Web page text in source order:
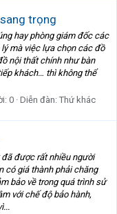
trọng
hay phòng giám đốc các
mà việc lựa chọn các đồ
nội thất chính như bàn
khách… thì không thể
0 Diễn đàn: Thứ khác
được rất nhiều người
có giá thành phải chăng
bảo về trong quá trình sử
với chế độ bảo hành,